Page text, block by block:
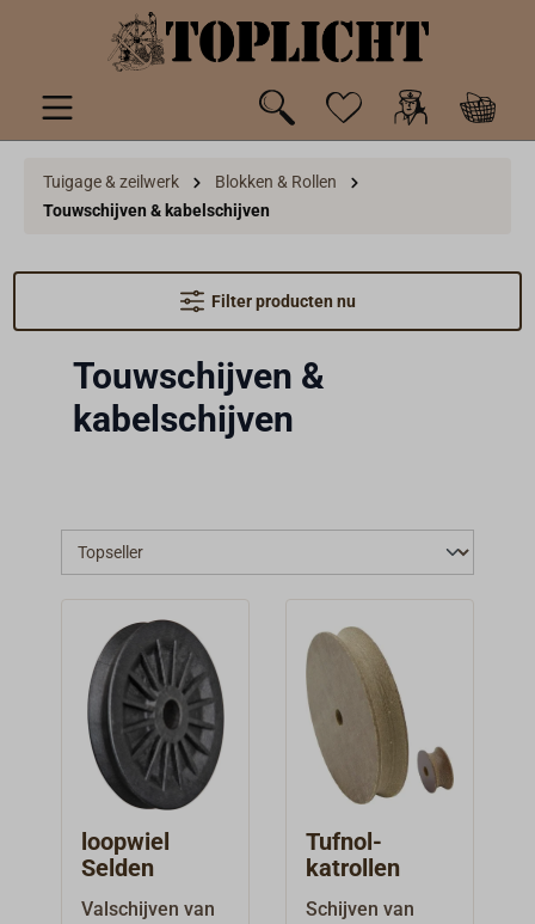
hoofdinhoud
Tuigage & zeilwerk
Blokken & Rollen
Touwschijven & kabelschijven
Filter producten nu
Touwschijven &
kabelschijven
loopwiel
Selden
Valschijven van
Tufnol-
katrollen
Schijven van